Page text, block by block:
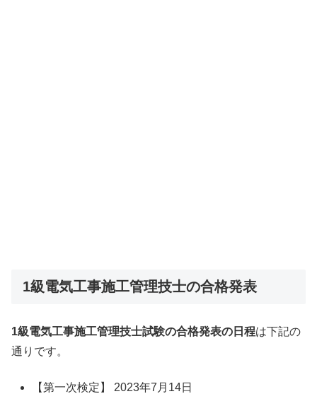
1級電気工事施工管理技士の合格発表
1級電気工事施工管理技士試験の合格発表の日程は下記の
通りです。
【第一次検定】 2023年7月14日